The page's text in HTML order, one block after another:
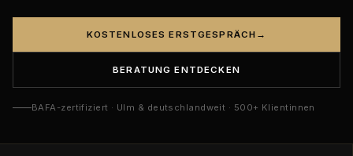
KOSTENLOSES ERSTGESPRÄCH →
BERATUNG ENTDECKEN
BAFA-zertifiziert · Ulm & deutschlandweit · 500+ Klientinnen